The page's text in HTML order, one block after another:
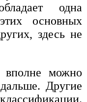
одна
основных
здесь не
можно
Другие